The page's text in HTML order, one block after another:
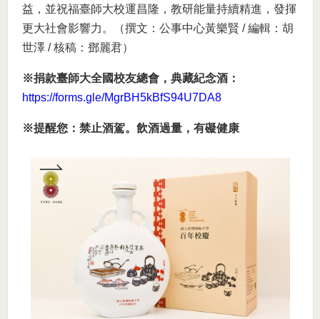
益，並祝福臺師大校運昌隆，教研能量持續精進，發揮
更大社會影響力。（撰文：公事中心黃樂賢 / 編輯：胡
世澤 / 核稿：鄧麗君）
※捐款臺師大全國校友總會，典藏紀念酒：
https://forms.gle/MgrBH5kBfS94U7DA8
※提醒您：禁止酒駕。飲酒過量，有礙健康